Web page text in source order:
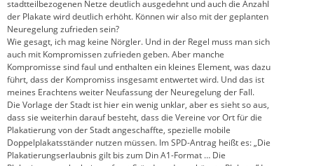
stadtteilbezogenen Netze deutlich ausgedehnt und auch die Anzahl
der Plakate wird deutlich erhöht. Können wir also mit der geplanten
Neuregelung zufrieden sein?
Wie gesagt, ich mag keine Nörgler. Und in der Regel muss man sich
auch mit Kompromissen zufrieden geben. Aber manche
Kompromisse sind faul und enthalten ein kleines Element, was dazu
führt, dass der Kompromiss insgesamt entwertet wird. Und das ist
meines Erachtens weiter Neufassung der Neuregelung der Fall.
Die Vorlage der Stadt ist hier ein wenig unklar, aber es sieht so aus,
dass sie weiterhin darauf besteht, dass die Vereine vor Ort für die
Plakatierung von der Stadt angeschaffte, spezielle mobile
Doppelplakatsständer nutzen müssen. Im SPD-Antrag heißt es: „Die
Plakatierungserlaubnis gilt bis zum Din A1-Format … Die